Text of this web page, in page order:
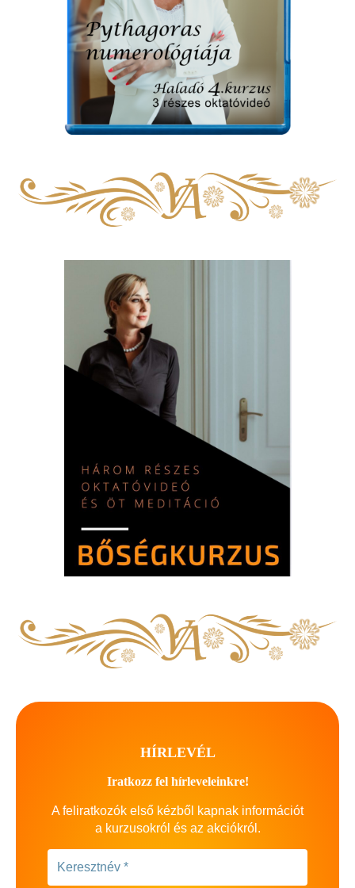
HÍRLEVÉL
Iratkozz fel hírleveleinkre!
A feliratkozók első kézből kapnak információt
a kurzusokról és az akciókról.